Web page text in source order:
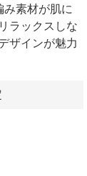
素材が肌に
ラックスしな
ザインが魅力